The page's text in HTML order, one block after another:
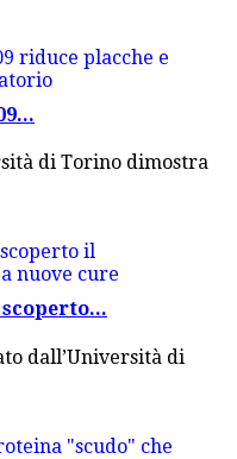
di Torino dimostra
dall’Università di